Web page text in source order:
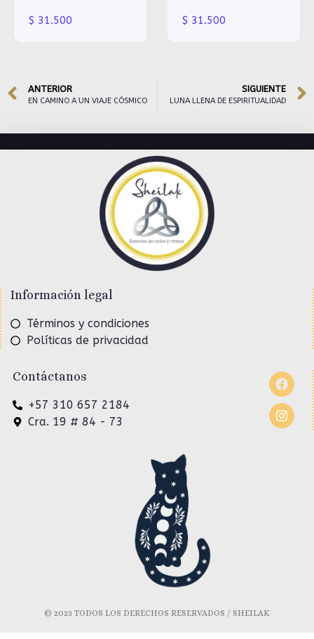
$ 31.500 $ 31.500
ANTERIOR
EN CAMINO A UN VIAJE CÓSMICO
SIGUIENTE
LUNA LLENA DE ESPIRITUALIDAD
Información legal
Términos y condiciones
Políticas de privacidad
Contáctanos
+57 310 657 2184
Cra. 19 # 84 - 73
© 2023 TODOS LOS DERECHOS RESERVADOS / SHEILAK